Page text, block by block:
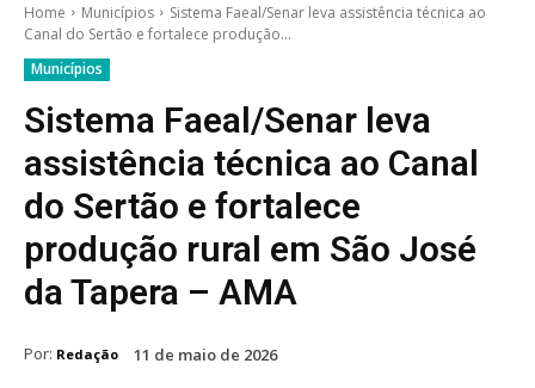
Home Municípios
Sistema Faeal/Senar leva assistência técnica ao
Canal do Sertão e fortalece produção...
Municípios
Sistema Faeal/Senar leva
assistência técnica ao Canal
do Sertão e fortalece
produção rural em São José
da Tapera – AMA
Por: Redação 11 de maio de 2026